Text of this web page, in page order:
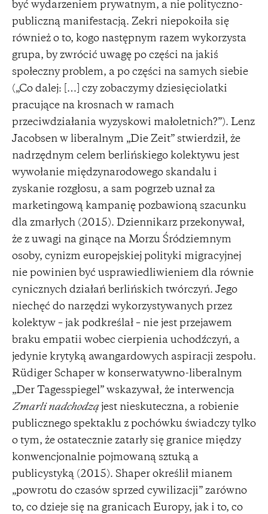
być wydarzeniem prywatnym, a nie polityczno-
publiczną manifestacją. Zekri niepokoiła się
również o to, kogo następnym razem wykorzysta
grupa, by zwrócić uwagę po części na jakiś
społeczny problem, a po części na samych siebie
(„Co dalej: […] czy zobaczymy dziesięciolatki
pracujące na krosnach w ramach
przeciwdziałania wyzyskowi małoletnich?”). Lenz
Jacobsen w liberalnym „Die Zeit” stwierdził, że
nadrzędnym celem berlińskiego kolektywu jest
wywołanie międzynarodowego skandalu i
zyskanie rozgłosu, a sam pogrzeb uznał za
marketingową kampanię pozbawioną szacunku
dla zmarłych (2015). Dziennikarz przekonywał,
że z uwagi na ginące na Morzu Śródziemnym
osoby, cynizm europejskiej polityki migracyjnej
nie powinien być usprawiedliwieniem dla równie
cynicznych działań berlińskich twórczyń. Jego
niechęć do narzędzi wykorzystywanych przez
kolektyw – jak podkreślał – nie jest przejawem
braku empatii wobec cierpienia uchodźczyń, a
jedynie krytyką awangardowych aspiracji zespołu.
Rüdiger Schaper w konserwatywno-liberalnym
„Der Tagesspiegel” wskazywał, że interwencja
Zmarli nadchodząjest nieskuteczna, a robienie
publicznego spektaklu z pochówku świadczy tylko
o tym, że ostatecznie zatarły się granice między
konwencjonalnie pojmowaną sztuką a
publicystyką (2015). Shaper określił mianem
„powrotu do czasów sprzed cywilizacji” zarówno
to, co dzieje się na granicach Europy, jak i to, co